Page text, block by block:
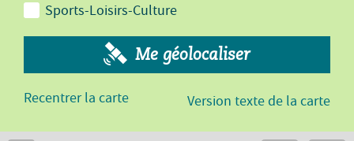
Sports-Loisirs-Culture
Me géolocaliser
Recentrer la carte Version texte de la carte